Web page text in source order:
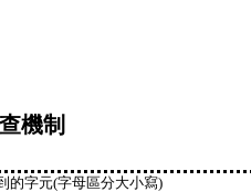
機制
的字元(字母區分大小寫)